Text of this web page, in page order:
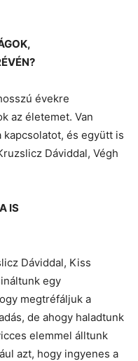
évekre
az életemet. Van
kapcsolatot, és együtt is
Dáviddal, Végh
IS
Dáviddal, Kiss
egy
megtréfáljuk a
de ahogy haladtunk
elemmel álltunk
azt, hogy ingyenes a